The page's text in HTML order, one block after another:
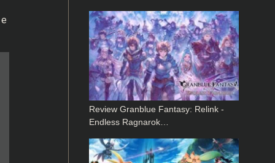
Review Granblue Fantasy: Relink -
Endless Ragnarok…